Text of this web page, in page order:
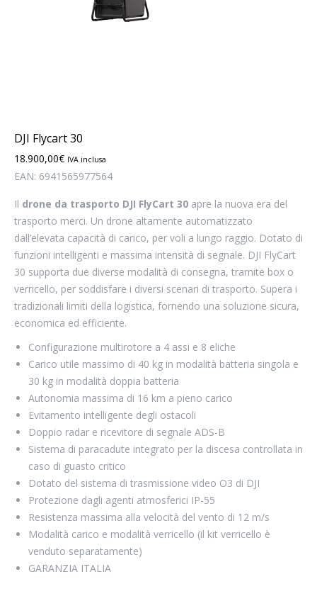
DJI Flycart 30
18.900,00€ IVA inclusa
EAN: 6941565977564
Il drone da trasporto DJI FlyCart 30 apre la nuova era del
trasporto merci. Un drone altamente automatizzato
dall’elevata capacità di carico, per voli a lungo raggio. Dotato di
funzioni intelligenti e massima intensità di segnale. DJI FlyCart
30 supporta due diverse modalità di consegna, tramite box o
verricello, per soddisfare i diversi scenari di trasporto. Supera i
tradizionali limiti della logistica, fornendo una soluzione sicura,
economica ed efficiente.
Configurazione multirotore a 4 assi e 8 eliche
Carico utile massimo di 40 kg in modalità batteria singola e
30 kg in modalità doppia batteria
Autonomia massima di 16 km a pieno carico
Evitamento intelligente degli ostacoli
Doppio radar e ricevitore di segnale ADS-B
Sistema di paracadute integrato per la discesa controllata in
caso di guasto critico
Dotato del sistema di trasmissione video O3 di DJI
Protezione dagli agenti atmosferici IP-55
Resistenza massima alla velocità del vento di 12 m/s
Modalità carico e modalità verricello (il kit verricello è
venduto separatamente)
GARANZIA ITALIA